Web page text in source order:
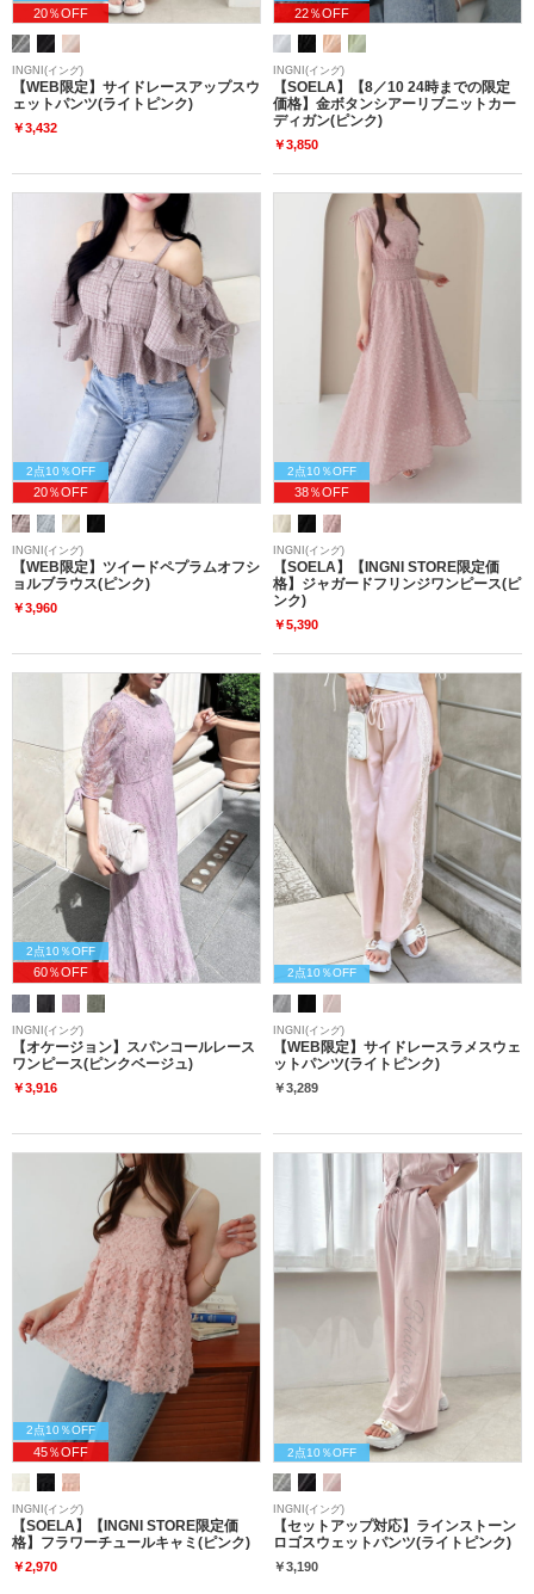
20％OFF
INGNI(イング)
【WEB限定】サイドレースアップスウ
ェットパンツ(ライトピンク)
￥3,432
22％OFF
INGNI(イング)
【SOELA】【8／10 24時までの限定
価格】金ボタンシアーリブニットカー
ディガン(ピンク)
￥3,850
2点10％OFF
20％OFF
INGNI(イング)
【WEB限定】ツイードペプラムオフシ
ョルブラウス(ピンク)
￥3,960
2点10％OFF
38％OFF
INGNI(イング)
【SOELA】【INGNI STORE限定価
格】ジャガードフリンジワンピース(ピ
ンク)
￥5,390
2点10％OFF
60％OFF
INGNI(イング)
【オケージョン】スパンコールレース
ワンピース(ピンクベージュ)
￥3,916
2点10％OFF
INGNI(イング)
【WEB限定】サイドレースラメスウェ
ットパンツ(ライトピンク)
￥3,289
2点10％OFF
45％OFF
INGNI(イング)
【SOELA】【INGNI STORE限定価
格】フラワーチュールキャミ(ピンク)
￥2,970
2点10％OFF
INGNI(イング)
【セットアップ対応】ラインストーン
ロゴスウェットパンツ(ライトピンク)
￥3,190